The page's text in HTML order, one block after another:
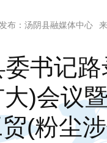
发布：汤阴县融媒体中心
书记
)会议
(粉尘